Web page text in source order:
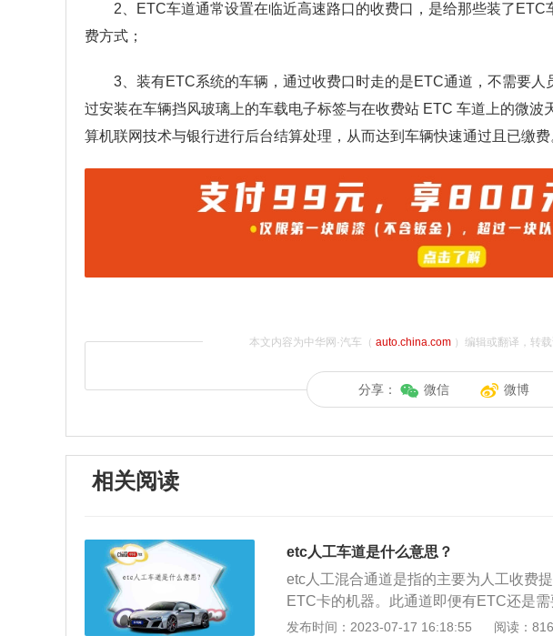
2、ETC车道通常设置在临近高速路口的收费口，是给那些装了
费方式；
3、装有ETC系统的车辆，通过收费口时走的是ETC通道，不需要人
过安装在车辆挡风玻璃上的车载电子标签与在收费站 ETC 车道上的微波
算机联网技术与银行进行后台结算处理，从而达到车辆快速通过且已缴费
本文内容为中华网·汽车（ auto.china.com）编辑或翻译，转载
分享： 微信 微博
相关阅读
etc人工车道是什么意思？
etc人工混合通道是指的主要为人工收费
ETC卡的机器。此通道即便有ETC还是
员代刷ETC卡而已，此通道一般是ETC
发布时间：2023-07-17 16:18:55 阅读：